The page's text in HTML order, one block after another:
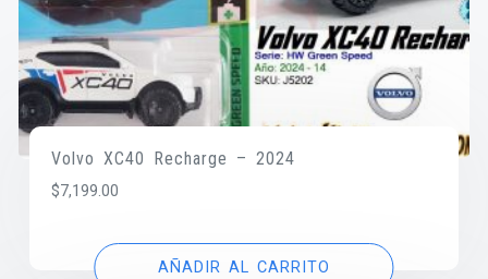
Volvo XC40 Recharge – 2024
$7,199.00
AÑADIR AL CARRITO